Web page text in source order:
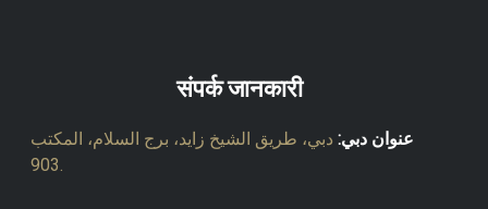
संपर्क जानकारी
عنوان دبي: دبي، طريق الشيخ زايد، برج السلام، المكتب